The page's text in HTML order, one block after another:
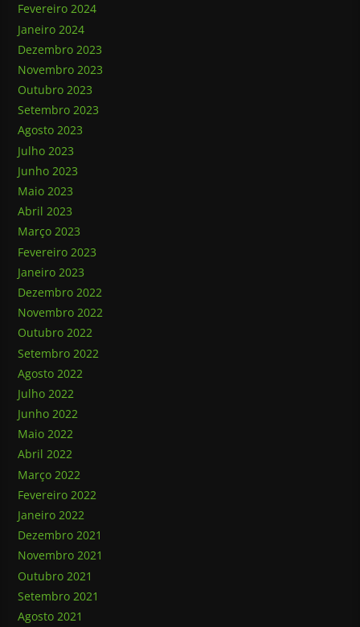
Fevereiro 2024
Janeiro 2024
Dezembro 2023
Novembro 2023
Outubro 2023
Setembro 2023
Agosto 2023
Julho 2023
Junho 2023
Maio 2023
Abril 2023
Março 2023
Fevereiro 2023
Janeiro 2023
Dezembro 2022
Novembro 2022
Outubro 2022
Setembro 2022
Agosto 2022
Julho 2022
Junho 2022
Maio 2022
Abril 2022
Março 2022
Fevereiro 2022
Janeiro 2022
Dezembro 2021
Novembro 2021
Outubro 2021
Setembro 2021
Agosto 2021